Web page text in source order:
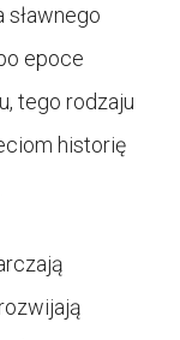
epoce
tego rodzaju
historię